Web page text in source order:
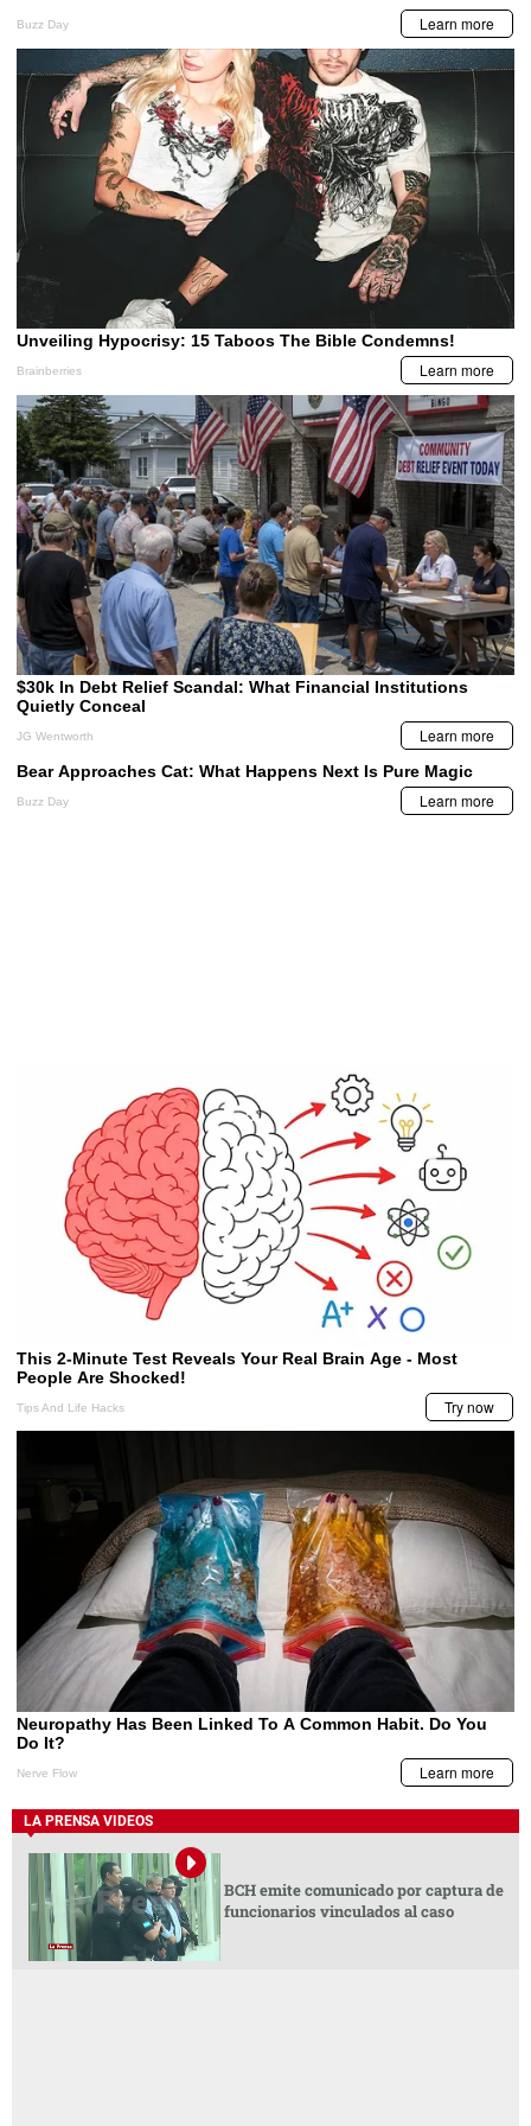
LA PRENSA VIDEOS
BCH emite comunicado por captura de
funcionarios vinculados al caso